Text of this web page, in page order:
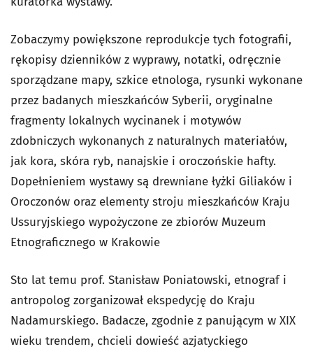
Zobaczymy powiększone reprodukcje tych fotografii,
rękopisy dzienników z wyprawy, notatki, odręcznie
sporządzane mapy, szkice etnologa, rysunki wykonane
przez badanych mieszkańców Syberii, oryginalne
fragmenty lokalnych wycinanek i motywów
zdobniczych wykonanych z naturalnych materiałów,
jak kora, skóra ryb, nanajskie i oroczońskie hafty.
Dopełnieniem wystawy są drewniane łyżki Giliaków i
Oroczonów oraz elementy stroju mieszkańców Kraju
Ussuryjskiego wypożyczone ze zbiorów Muzeum
Etnograficznego w Krakowie
Sto lat temu prof. Stanisław Poniatowski, etnograf i
antropolog zorganizował ekspedycję do Kraju
Nadamurskiego. Badacze, zgodnie z panującym w XIX
wieku trendem, chcieli dowieść azjatyckiego